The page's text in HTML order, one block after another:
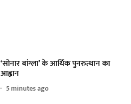
‘सोनार बांग्ला’ के आर्थिक पुनरुत्थान का
आह्वान
5 minutes ago